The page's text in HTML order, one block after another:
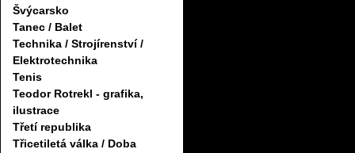
Švýcarsko
Tanec / Balet
Technika / Strojírenství /
Elektrotechnika
Tenis
Teodor Rotrekl - grafika,
ilustrace
Třetí republika
Třicetiletá válka / Doba